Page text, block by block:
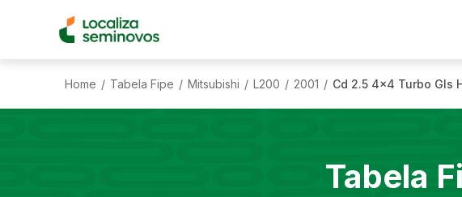
Home / Tabela Fipe / Mitsubishi / L200 / 2001 / Cd 2.5 4x4 Turbo Gls
Tabela